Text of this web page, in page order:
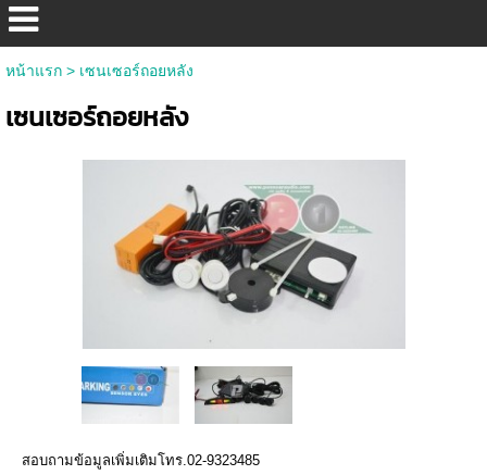
หน้าแรก> เซนเซอร์ถอยหลัง
เซนเซอร์ถอยหลัง
สอบถามข้อมูลเพิ่มเติมโทร.02-9323485